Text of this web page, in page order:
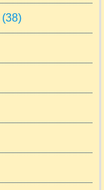
(38)